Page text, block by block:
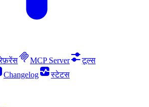
MCP Server
टूल्स
Changelog
स्टेटस